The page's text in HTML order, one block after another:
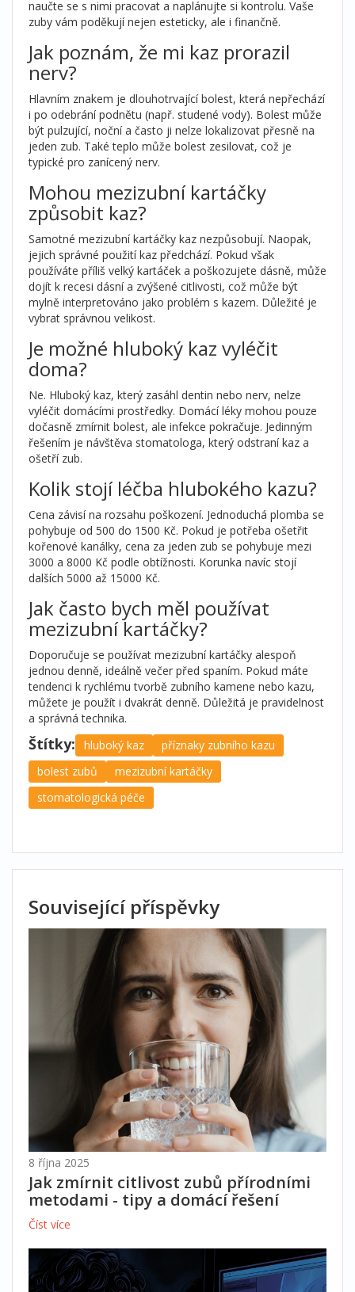
naučte se s nimi pracovat a naplánujte si kontrolu. Vaše
zuby vám poděkují nejen esteticky, ale i finančně.
Jak poznám, že mi kaz prorazil
nerv?
Hlavním znakem je dlouhotrvající bolest, která nepřechází
i po odebrání podnětu (např. studené vody). Bolest může
být pulzující, noční a často ji nelze lokalizovat přesně na
jeden zub. Také teplo může bolest zesilovat, což je
typické pro zanícený nerv.
Mohou mezizubní kartáčky
způsobit kaz?
Samotné mezizubní kartáčky kaz nezpůsobují. Naopak,
jejich správné použití kaz předchází. Pokud však
používáte příliš velký kartáček a poškozujete dásně, může
dojít k recesi dásní a zvýšené citlivosti, což může být
mylně interpretováno jako problém s kazem. Důležité je
vybrat správnou velikost.
Je možné hluboký kaz vyléčit
doma?
Ne. Hluboký kaz, který zasáhl dentin nebo nerv, nelze
vyléčit domácími prostředky. Domácí léky mohou pouze
dočasně zmírnit bolest, ale infekce pokračuje. Jedinným
řešením je návštěva stomatologa, který odstraní kaz a
ošetří zub.
Kolik stojí léčba hlubokého kazu?
Cena závisí na rozsahu poškození. Jednoduchá plomba se
pohybuje od 500 do 1500 Kč. Pokud je potřeba ošetřit
kořenové kanálky, cena za jeden zub se pohybuje mezi
3000 a 8000 Kč podle obtížnosti. Korunka navíc stojí
dalších 5000 až 15000 Kč.
Jak často bych měl používat
mezizubní kartáčky?
Doporučuje se používat mezizubní kartáčky alespoň
jednou denně, ideálně večer před spaním. Pokud máte
tendenci k rychlému tvorbě zubního kamene nebo kazu,
můžete je použít i dvakrát denně. Důležitá je pravidelnost
a správná technika.
Štítky: hluboký kaz
příznaky zubního kazu
bolest zubů
mezizubní kartáčky
stomatologická péče
Související příspěvky
8 října 2025
Jak zmírnit citlivost zubů přírodními
metodami - tipy a domácí řešení
Číst více